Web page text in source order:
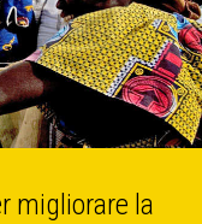
migliorare la